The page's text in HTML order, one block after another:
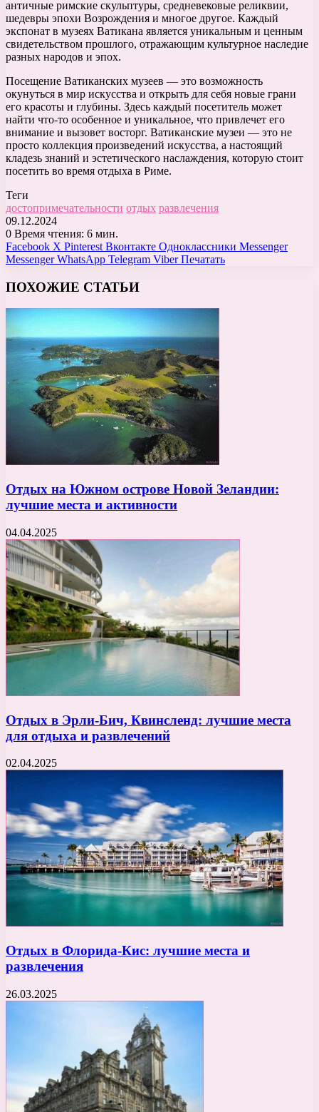
античные римские скульптуры, средневековые реликвии,
шедевры эпохи Возрождения и многое другое. Каждый
экспонат в музеях Ватикана является уникальным и ценным
свидетельством прошлого, отражающим культурное наследие
разных народов и эпох.
Посещение Ватиканских музеев — это возможность
окунуться в мир искусства и открыть для себя новые грани
его красоты и глубины. Здесь каждый посетитель может
найти что-то особенное и уникальное, что привлечет его
внимание и вызовет восторг. Ватиканские музеи — это не
просто коллекция произведений искусства, а настоящий
кладезь знаний и эстетического наслаждения, которую стоит
посетить во время отдыха в Риме.
Теги
достопримечательности отдых развлечения
09.12.2024
0 Время чтения: 6 мин.
Facebook X Pinterest Вконтакте Одноклассники Messenger
Messenger WhatsApp Telegram Viber Печатать
ПОХОЖИЕ СТАТЬИ
Отдых на Южном острове Новой Зеландии:
лучшие места и активности
04.04.2025
Отдых в Эрли-Бич, Квинсленд: лучшие места
для отдыха и развлечений
02.04.2025
Отдых в Флорида-Кис: лучшие места и
развлечения
26.03.2025